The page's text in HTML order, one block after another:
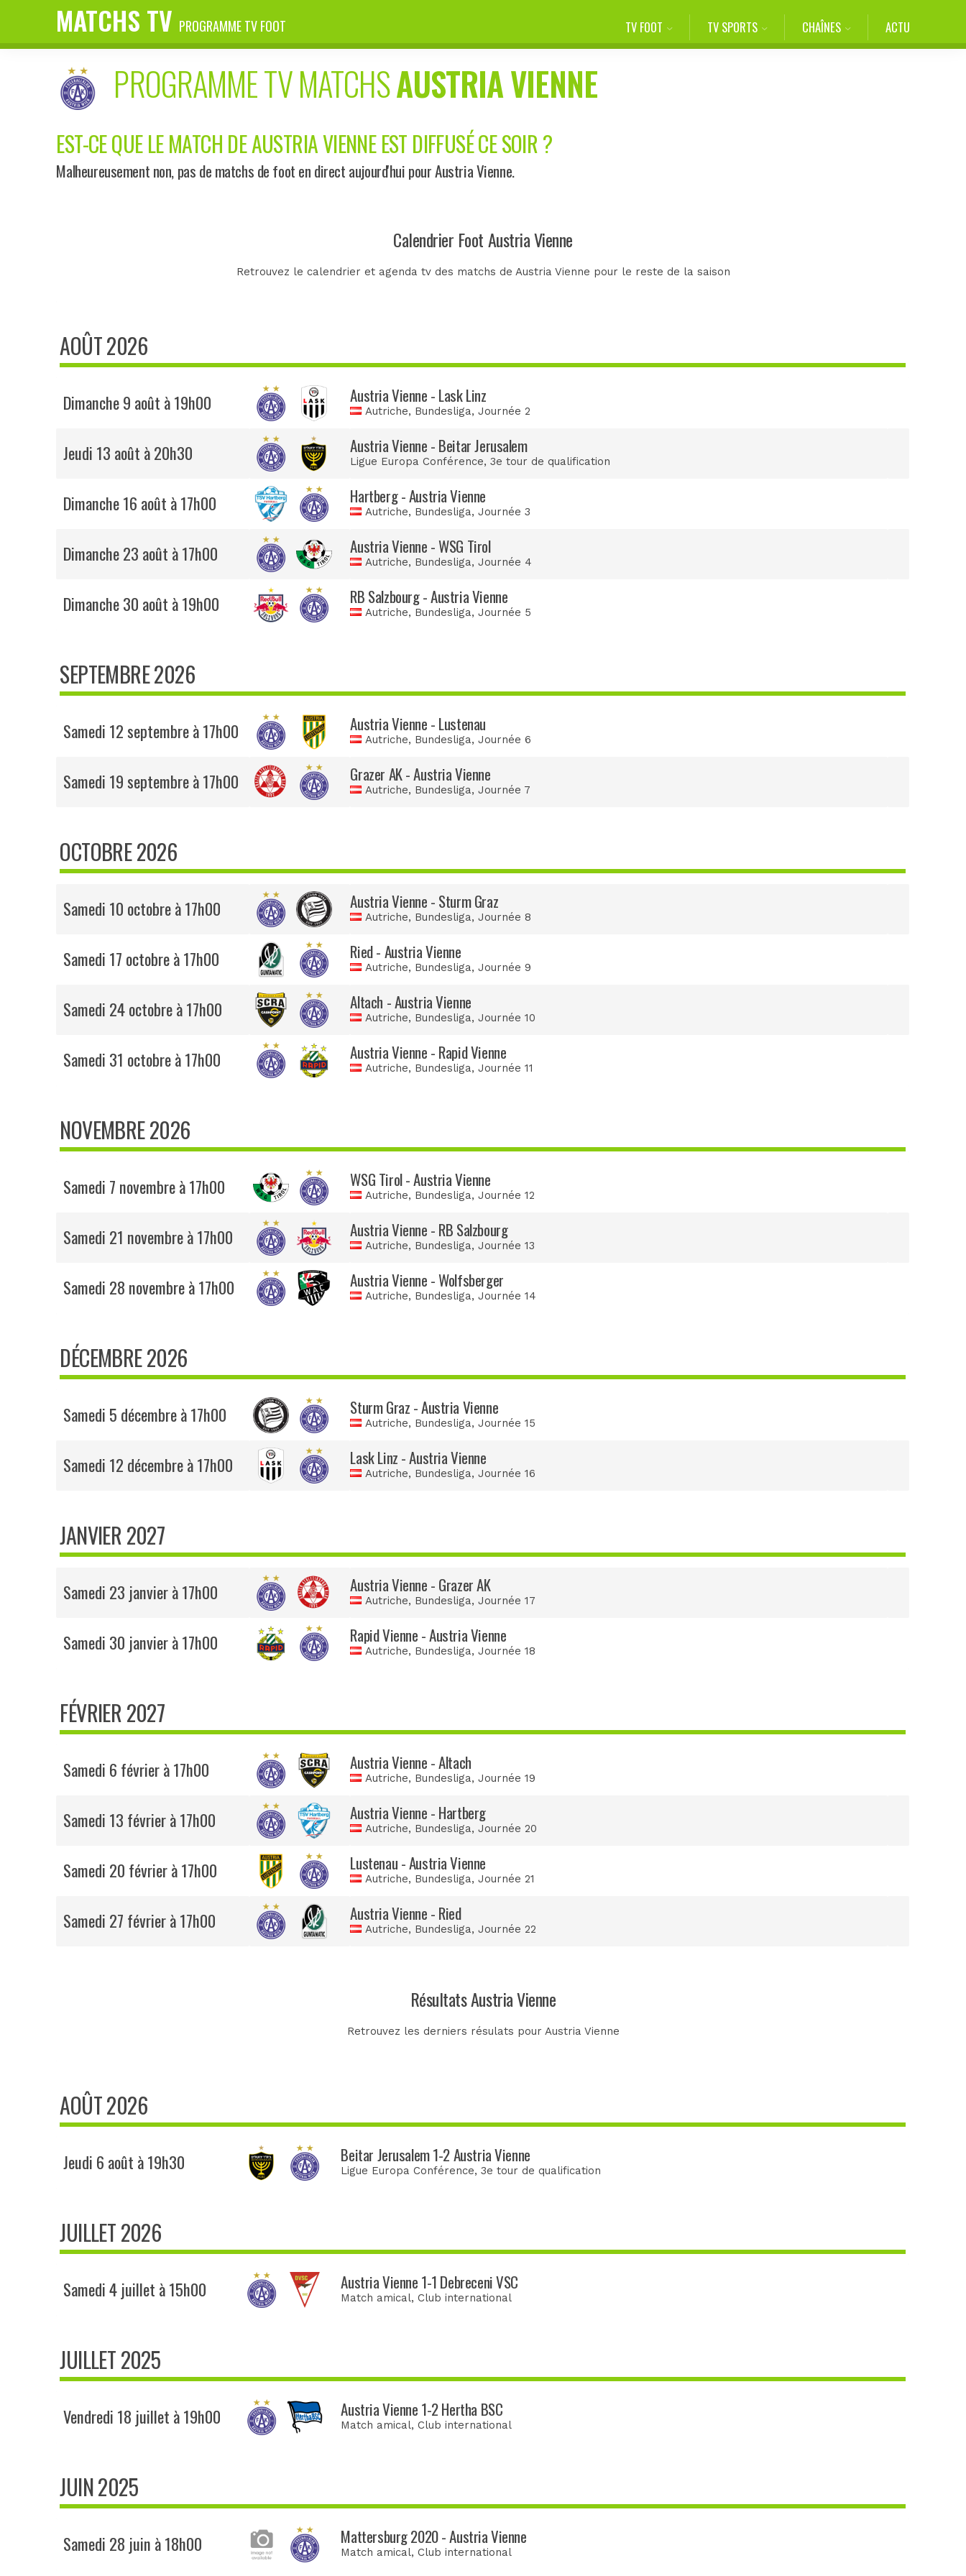
MATCHS TV PROGRAMME TV FOOT TV FOOT TV SPORTS CHAÎNES ACTU
PROGRAMME TV MATCHSAUSTRIA VIENNE
EST-CE QUE LE MATCH DE AUSTRIA VIENNE EST DIFFUSÉ CE SOIR ?
Malheureusement non, pas de matchs de foot en direct aujourd'hui pour Austria Vienne.
Calendrier Foot Austria Vienne
Retrouvez le calendrier et agenda tv des matchs de Austria Vienne pour le reste de la saison
AOÛT 2026
Dimanche 9 août à 19h00 Austria Vienne - Lask Linz
Autriche, Bundesliga, Journée 2
Jeudi 13 août à 20h30 Austria Vienne - Beitar Jerusalem
Ligue Europa Conférence, 3e tour de qualification
Dimanche 16 août à 17h00 Hartberg - Austria Vienne
Autriche, Bundesliga, Journée 3
Dimanche 23 août à 17h00 Austria Vienne - WSG Tirol
Autriche, Bundesliga, Journée 4
Dimanche 30 août à 19h00 RB Salzbourg - Austria Vienne
Autriche, Bundesliga, Journée 5
SEPTEMBRE 2026
Samedi 12 septembre à 17h00 Austria Vienne - Lustenau
Autriche, Bundesliga, Journée 6
Samedi 19 septembre à 17h00 Grazer AK - Austria Vienne
Autriche, Bundesliga, Journée 7
OCTOBRE 2026
Samedi 10 octobre à 17h00 Austria Vienne - Sturm Graz
Autriche, Bundesliga, Journée 8
Samedi 17 octobre à 17h00 Ried - Austria Vienne
Autriche, Bundesliga, Journée 9
Samedi 24 octobre à 17h00 Altach - Austria Vienne
Autriche, Bundesliga, Journée 10
Samedi 31 octobre à 17h00 Austria Vienne - Rapid Vienne
Autriche, Bundesliga, Journée 11
NOVEMBRE 2026
Samedi 7 novembre à 17h00 WSG Tirol - Austria Vienne
Autriche, Bundesliga, Journée 12
Samedi 21 novembre à 17h00 Austria Vienne - RB Salzbourg
Autriche, Bundesliga, Journée 13
Samedi 28 novembre à 17h00 Austria Vienne - Wolfsberger
Autriche, Bundesliga, Journée 14
DÉCEMBRE 2026
Samedi 5 décembre à 17h00 Sturm Graz - Austria Vienne
Autriche, Bundesliga, Journée 15
Samedi 12 décembre à 17h00 Lask Linz - Austria Vienne
Autriche, Bundesliga, Journée 16
JANVIER 2027
Samedi 23 janvier à 17h00 Austria Vienne - Grazer AK
Autriche, Bundesliga, Journée 17
Samedi 30 janvier à 17h00 Rapid Vienne - Austria Vienne
Autriche, Bundesliga, Journée 18
FÉVRIER 2027
Samedi 6 février à 17h00 Austria Vienne - Altach
Autriche, Bundesliga, Journée 19
Samedi 13 février à 17h00 Austria Vienne - Hartberg
Autriche, Bundesliga, Journée 20
Samedi 20 février à 17h00 Lustenau - Austria Vienne
Autriche, Bundesliga, Journée 21
Samedi 27 février à 17h00 Austria Vienne - Ried
Autriche, Bundesliga, Journée 22
Résultats Austria Vienne
Retrouvez les derniers résulats pour Austria Vienne
AOÛT 2026
Jeudi 6 août à 19h30 Beitar Jerusalem 1-2 Austria Vienne
Ligue Europa Conférence, 3e tour de qualification
JUILLET 2026
Samedi 4 juillet à 15h00 Austria Vienne 1-1 Debreceni VSC
Match amical, Club international
JUILLET 2025
Vendredi 18 juillet à 19h00 Austria Vienne 1-2 Hertha BSC
Match amical, Club international
JUIN 2025
Samedi 28 juin à 18h00 Mattersburg 2020 - Austria Vienne
Match amical, Club international